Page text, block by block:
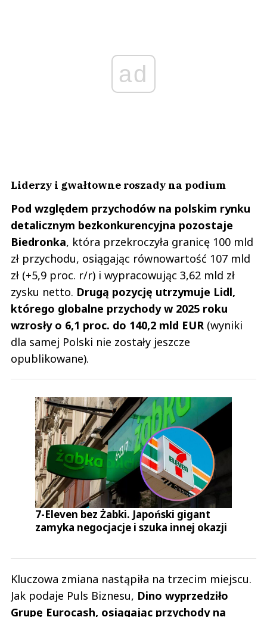
ad
Liderzy i gwałtowne roszady na podium
Pod względem przychodów na polskim rynku
detalicznym bezkonkurencyjna pozostaje
Biedronka, która przekroczyła granicę 100 mld
zł przychodu, osiągając równowartość 107 mld
zł (+5,9 proc. r/r) i wypracowując 3,62 mld zł
zysku netto. Drugą pozycję utrzymuje Lidl,
którego globalne przychody w 2025 roku
wzrosły o 6,1 proc. do 140,2 mld EUR (wyniki
dla samej Polski nie zostały jeszcze
opublikowane).
7-Eleven bez Żabki. Japoński gigant
zamyka negocjacje i szuka innej okazji
Kluczowa zmiana nastąpiła na trzecim miejscu.
Jak podaje Puls Biznesu, Dino wyprzedziło
Grupę Eurocash, osiągając przychody na